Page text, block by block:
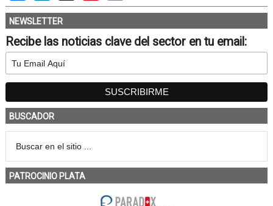
NEWSLETTER
Recibe las noticias clave del sector en tu email:
BUSCADOR
PATROCINIO PLATA